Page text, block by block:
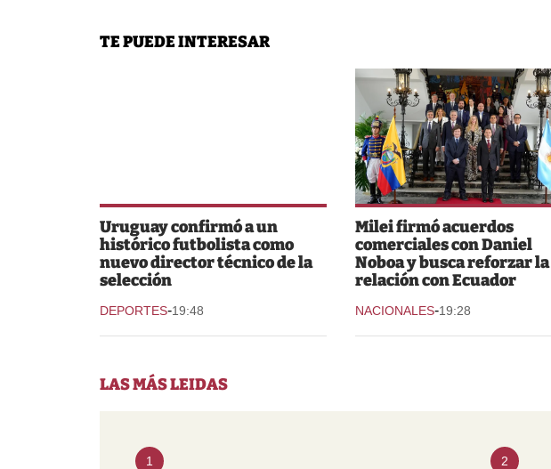
TE PUEDE INTERESAR
Uruguay confirmó a un
histórico futbolista como
nuevo director técnico de la
selección
DEPORTES-19:48
Milei firmó acuerdos
comerciales con Daniel
Noboa y busca reforzar la
relación con Ecuador
NACIONALES-19:28
LAS MÁS LEIDAS
1 2